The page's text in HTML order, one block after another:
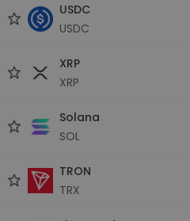
USDC
USDC
XRP
XRP
Solana
SOL
TRON
TRX